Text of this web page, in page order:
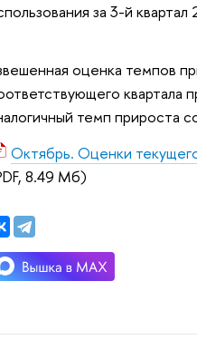
за 3-й
оценка темпов
квартала
темп прироста
Октябрь. Оценки
8.49 Мб)